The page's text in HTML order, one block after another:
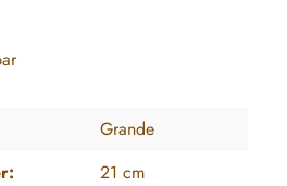
von 5 von 5 Sternen
Grande
21 cm